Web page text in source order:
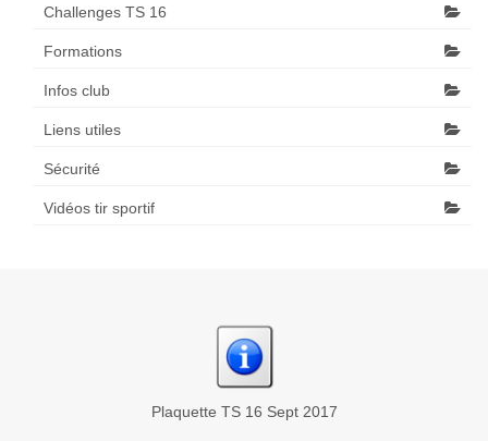
Challenges TS 16
Formations
Infos club
Liens utiles
Sécurité
Vidéos tir sportif
Plaquette TS 16 Sept 2017